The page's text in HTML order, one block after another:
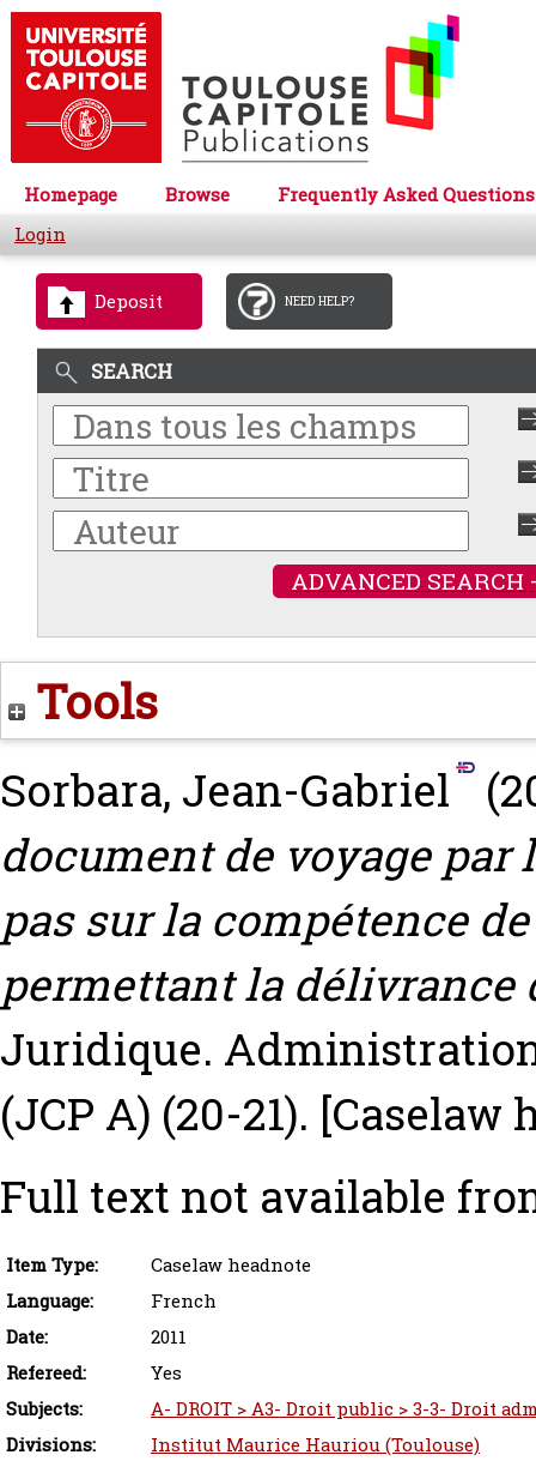
Homepage Browse
Frequently Asked Questions
Login
Deposit NEED HELP?
SEARCH
ADVANCED SEARCH
Tools
Sorbara, Jean-Gabriel
document de voyage
pas sur la compétence
permettant la délivrance
Juridique.
(JCP A) (20-21). [Caselaw
Full text not available
Item Type:
Caselaw headnote
Language:
French
Date:
2011
Refereed:
Yes
Subjects:
A- DROIT > A3- Droit public > 3-3- Droit
Divisions:
Institut Maurice Hauriou (Toulouse)